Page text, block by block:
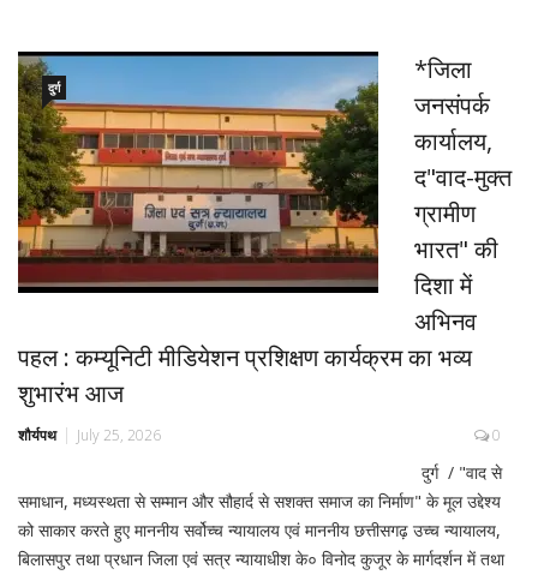
दुर्ग
*जिला
जनसंपर्क
कार्यालय,
द"वाद-मुक्त
ग्रामीण
भारत" की
दिशा में
अभिनव
पहल : कम्यूनिटी मीडियेशन प्रशिक्षण कार्यक्रम का भव्य
शुभारंभ आज
शौर्यपथ July 25, 2026 0
दुर्ग / "वाद से
समाधान, मध्यस्थता से सम्मान और सौहार्द से सशक्त समाज का निर्माण" के मूल उद्देश्य
को साकार करते हुए माननीय सर्वोच्च न्यायालय एवं माननीय छत्तीसगढ़ उच्च न्यायालय,
बिलासपुर तथा प्रधान जिला एवं सत्र न्यायाधीश के० विनोद कुजूर के मार्गदर्शन में तथा